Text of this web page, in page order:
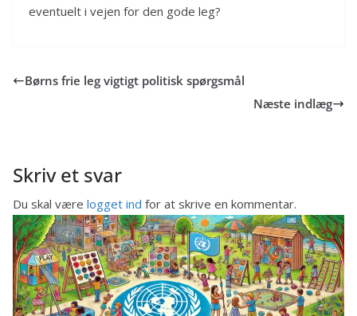
eventuelt i vejen for den gode leg?
Børns frie leg vigtigt politisk spørgsmål
Næste indlæg
Skriv et svar
Du skal være logget ind for at skrive en kommentar.